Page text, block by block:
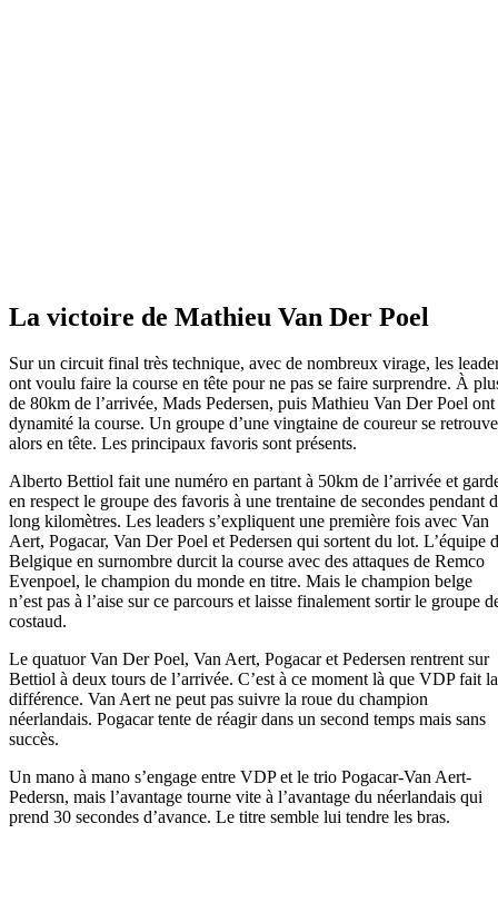
La victoire de Mathieu Van Der Poel
Sur un circuit final très technique, avec de nombreux virage, les
ont voulu faire la course en tête pour ne pas se faire surprendre. À
de 80km de l’arrivée, Mads Pedersen, puis Mathieu Van Der Poel ont
dynamité la course. Un groupe d’une vingtaine de coureur se retrouve
alors en tête. Les principaux favoris sont présents.
Alberto Bettiol fait une numéro en partant à 50km de l’arrivée et
en respect le groupe des favoris à une trentaine de secondes pendant
long kilomètres. Les leaders s’expliquent une première fois avec Van
Aert, Pogacar, Van Der Poel et Pedersen qui sortent du lot. L’équipe
Belgique en surnombre durcit la course avec des attaques de Remco
Evenpoel, le champion du monde en titre. Mais le champion belge
n’est pas à l’aise sur ce parcours et laisse finalement sortir le groupe
costaud.
Le quatuor Van Der Poel, Van Aert, Pogacar et Pedersen rentrent sur
Bettiol à deux tours de l’arrivée. C’est à ce moment là que VDP fait la
différence. Van Aert ne peut pas suivre la roue du champion
néerlandais. Pogacar tente de réagir dans un second temps mais sans
succès.
Un mano à mano s’engage entre VDP et le trio Pogacar-Van Aert-
Pedersn, mais l’avantage tourne vite à l’avantage du néerlandais qui
prend 30 secondes d’avance. Le titre semble lui tendre les bras.